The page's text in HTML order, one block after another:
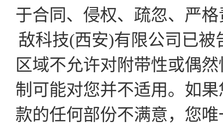
于合同、侵权、疏忽、严
敌科技(西安)有限公司已
区域不允许对附带性或偶
制可能对您并不适用。如
款的任何部份不满意，您